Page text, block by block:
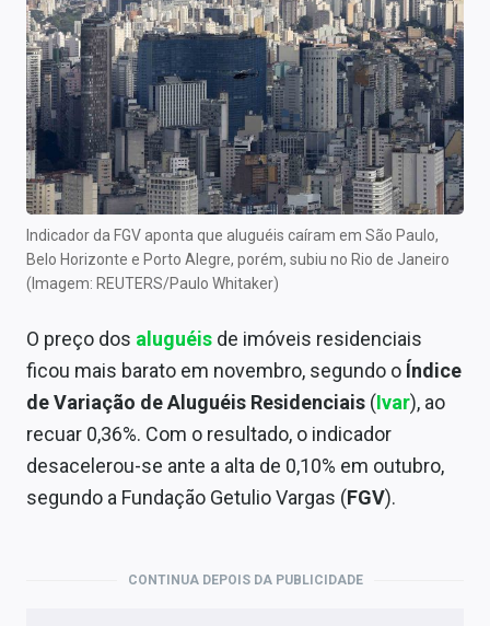
Comprar ou vender?
Carteiras Recomendadas
Central de Dividendos
Central de Fundos Imobiliários
Central dos IPOs
Renda Fixa
Mercados
Economia
Empresas
Brasil
Indicador da FGV aponta que aluguéis caíram em São Paulo,
Belo Horizonte e Porto Alegre, porém, subiu no Rio de Janeiro
(Imagem: REUTERS/Paulo Whitaker)
O preço dos aluguéis de imóveis residenciais
ficou mais barato em novembro, segundo o Índice
de Variação de Aluguéis Residenciais (Ivar), ao
recuar 0,36%. Com o resultado, o indicador
desacelerou-se ante a alta de 0,10% em outubro,
segundo a Fundação Getulio Vargas (FGV).
CONTINUA DEPOIS DA PUBLICIDADE